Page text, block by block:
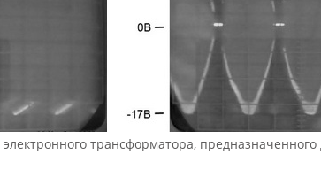
трансформатора, предназначенного